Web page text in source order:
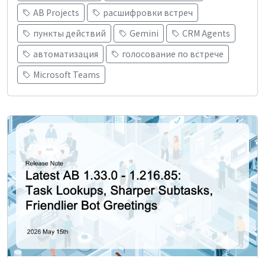
AB Projects
расшифровки встреч
пункты действий
Gemini
CRM Agents
автоматизация
голосование по встрече
Microsoft Teams